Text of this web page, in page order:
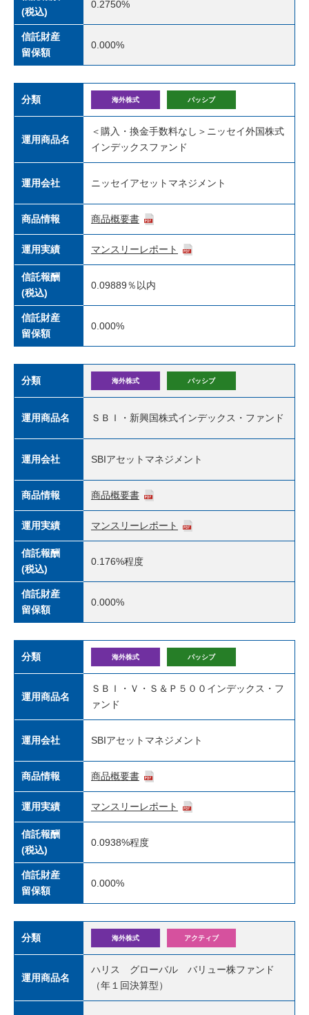
(税込)
0.2750%
信託財産
留保額
0.000%
分類 海外株式 パッシブ
運用商品名
＜購入・換金手数料なし＞ニッセイ外国株式
インデックスファンド
運用会社 ニッセイアセットマネジメント
商品情報 商品概要書
運用実績 マンスリーレポート
信託報酬
(税込)
0.09889％以内
信託財産
留保額
0.000%
分類 海外株式 パッシブ
運用商品名 ＳＢＩ・新興国株式インデックス・ファンド
運用会社 SBIアセットマネジメント
商品情報 商品概要書
運用実績 マンスリーレポート
信託報酬
(税込)
0.176%程度
信託財産
留保額
0.000%
分類 海外株式 パッシブ
運用商品名
ＳＢＩ・Ｖ・Ｓ＆Ｐ５００インデックス・フ
ァンド
運用会社 SBIアセットマネジメント
商品情報 商品概要書
運用実績 マンスリーレポート
信託報酬
(税込)
0.0938%程度
信託財産
留保額
0.000%
分類 海外株式 アクティブ
運用商品名
ハリス グローバル バリュー株ファンド
（年１回決算型）